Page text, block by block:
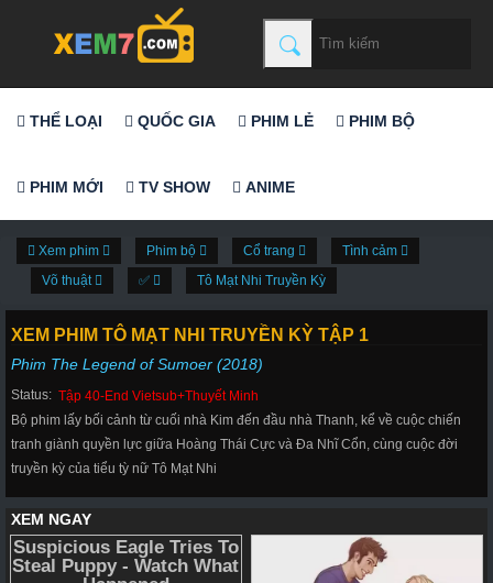
THỂ LOẠI QUỐC GIA PHIM LẺ PHIM BỘ
PHIM MỚI TV SHOW ANIME
Xem phim Phim bộ Cổ trang
Tình cảm
Võ thuật
✅ Tô Mạt Nhi Truyền Kỳ
XEM PHIM TÔ MẠT NHI TRUYỀN KỲ TẬP 1
Phim The Legend of Sumoer (2018)
Status: Tập 40-End Vietsub+Thuyết Minh
Bộ phim lấy bối cảnh từ cuối nhà Kim đến đầu nhà Thanh, kể về cuộc chiến
tranh giành quyền lực giữa Hoàng Thái Cực và Đa Nhĩ Cổn, cùng cuộc đời
truyền kỳ của tiểu tỳ nữ Tô Mạt Nhi